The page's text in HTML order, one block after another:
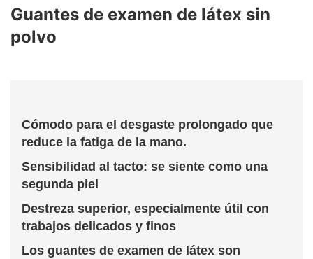
Guantes de examen de látex sin
polvo
Cómodo para el desgaste prolongado que
reduce la fatiga de la mano.
Sensibilidad al tacto: se siente como una
segunda piel
Destreza superior, especialmente útil con
trabajos delicados y finos
Los guantes de examen de látex son